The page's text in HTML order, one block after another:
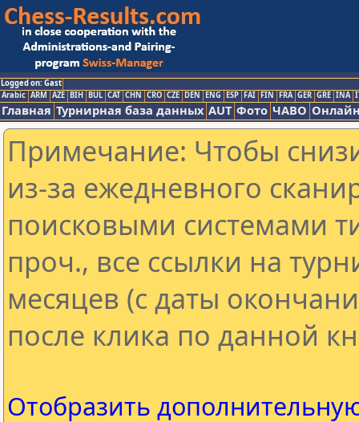
Logged on: Gast
Arabic ARM AZE BIH BUL CAT CHN CRO CZE DEN ENG ESP FAI FIN FRA GER GRE INA
Главная Турнирная база данных AUT Фото ЧАВО
Примечание: Чтобы
из-за ежедневного
поисковыми системами
проч., все ссылки на
месяцев (с даты
после клика по данной
Отобразить